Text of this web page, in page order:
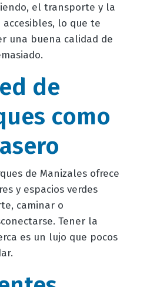
el transporte y la
lo que te
una buena calidad de
de
como
de Manizales ofrece
y espacios verdes
caminar o
Tener la
es un lujo que pocos